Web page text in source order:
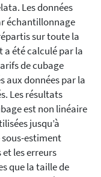
Les données
échantillonnage
sur toute la
a été calculé par la
de cubage
aux données par la
Les résultats
est non linéaire
jusqu’à
estiment
les erreurs
que la taille de